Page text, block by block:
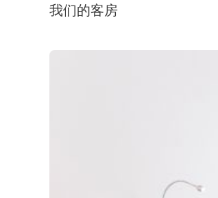
我们的客房